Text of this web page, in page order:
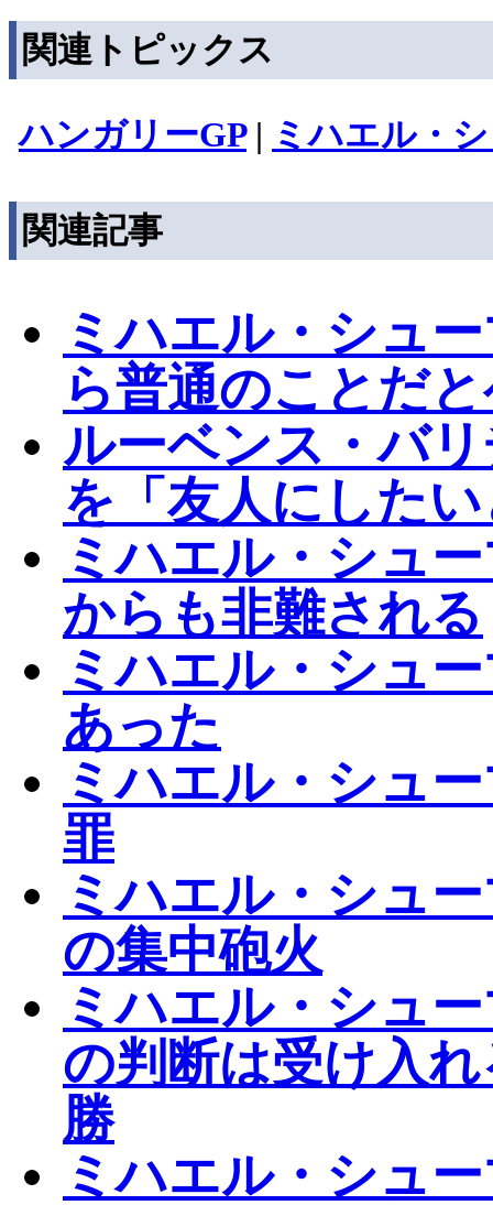
関連トピックス
ハンガリーGP| ミハエル・
関連記事
ミハエル・シュ
ら普通のことだ
ルーベンス・バ
を「友人にした
ミハエル・シュ
からも非難される
ミハエル・シュ
あった
ミハエル・シュ
罪
ミハエル・シュ
の集中砲火
ミハエル・シュ
の判断は受け入
勝
ミハエル・シュ